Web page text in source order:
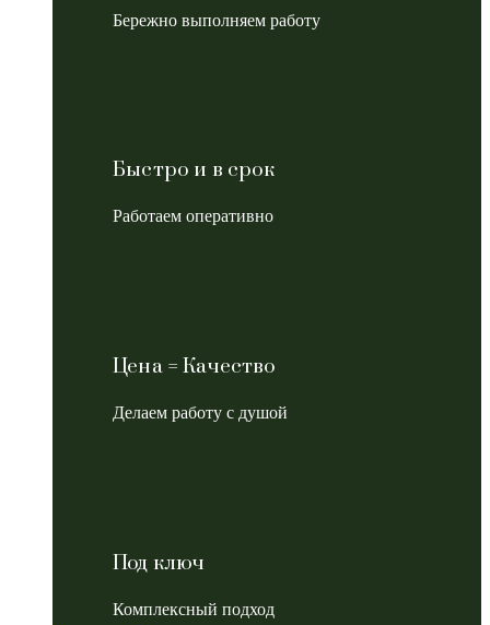
Бережно выполняем работу
Быстро и в срок
Работаем оперативно
Цена = Качество
Делаем работу с душой
Под ключ
Комплексный подход